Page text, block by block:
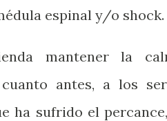
espinal y/o shock.
mantener la
antes, a los
ha sufrido el